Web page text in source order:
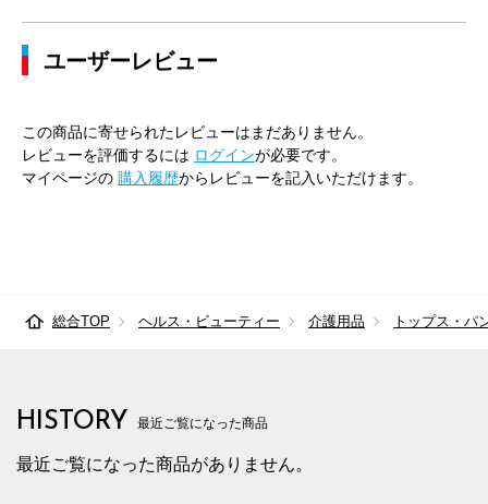
ユーザーレビュー
この商品に寄せられたレビューはまだありません。
レビューを評価するには ログインが必要です。
マイページの 購入履歴からレビューを記入いただけます。
総合TOP ヘルス・ビューティー 介護用品 トップス・パ
HISTORY 最近ご覧になった商品
最近ご覧になった商品がありません。